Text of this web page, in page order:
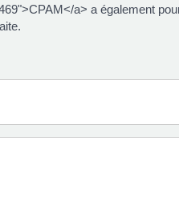
a> a également